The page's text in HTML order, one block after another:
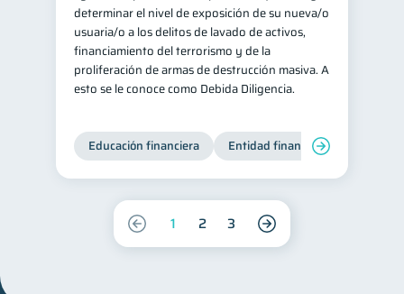
determinar el nivel de exposición de su nueva/o
usuaria/o a los delitos de lavado de activos,
financiamiento del terrorismo y de la
proliferación de armas de destrucción masiva. A
esto se le conoce como Debida Diligencia.
Educación financiera Entidad financiera
1 2 3